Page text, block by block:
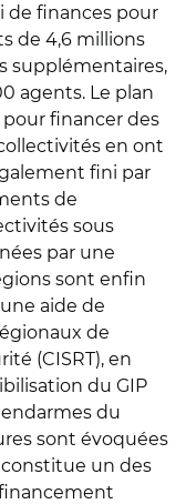
de finances pour
de 4,6 millions
supplémentaires,
agents. Le plan
financer des
en ont
fini par
de
sous
par une
sont enfin
aide de
de
(CISRT), en
du GIP
du
sont évoquées
un des
financement